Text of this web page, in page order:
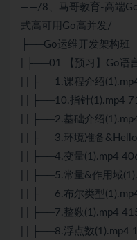
——/8、马哥教育-高端
式高可用Go高并发/
├──Go运维开发架构班
| ├──01 【预习】Go语
| | ├──1.课程介绍
| | ├──10.指针(1).mp4
| | ├──2.基础介绍
| | ├──3.环境准备
| | ├──4.变量(1).mp4
| | ├──5.常量&作用域
| | ├──6.布尔类型
| | ├──7.整数(1).mp4
| | ├──8.浮点数(1).mp4